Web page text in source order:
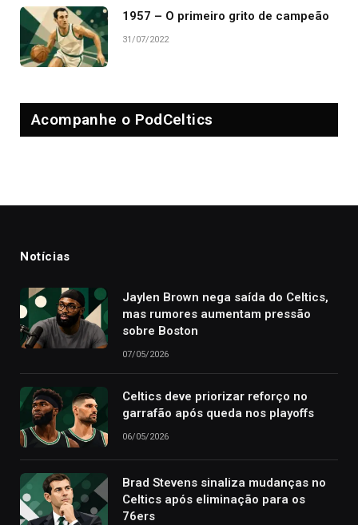
1957 – O primeiro grito de campeão
31/07/2022
Acompanhe o PodCeltics
Notícias
Jaylen Brown nega saída do Celtics,
mas rumores aumentam pressão
sobre Boston
07/05/2026
Celtics deve priorizar reforço no
garrafão após queda nos playoffs
06/05/2026
Brad Stevens sinaliza mudanças no
Celtics após eliminação para os
76ers